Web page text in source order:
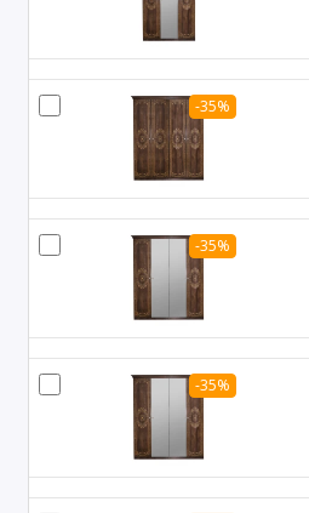
-35%
-35%
-35%